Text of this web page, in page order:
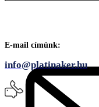
E-mail címünk:
info@platinaker.hu